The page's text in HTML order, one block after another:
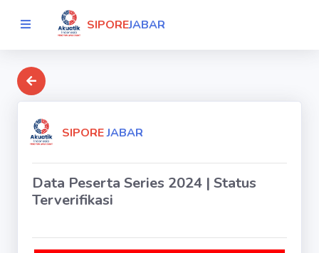
SIPOREJABAR
SIPOREJABAR
Data Peserta Series 2024 | Status
Terverifikasi